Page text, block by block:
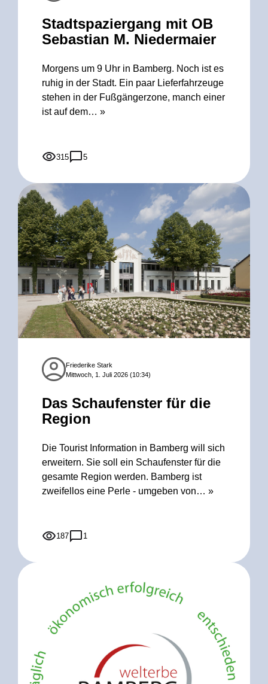
Stadtspaziergang mit OB
Sebastian M. Niedermaier
Morgens um 9 Uhr in Bamberg. Noch ist es
ruhig in der Stadt. Ein paar Lieferfahrzeuge
stehen in der Fußgängerzone, manch einer
ist auf dem… »
315 5
Friederike Stark
Mittwoch, 1. Juli 2026 (10:34)
Das Schaufenster für die
Region
Die Tourist Information in Bamberg will sich
erweitern. Sie soll ein Schaufenster für die
gesamte Region werden. Bamberg ist
zweifellos eine Perle - umgeben von… »
187 1